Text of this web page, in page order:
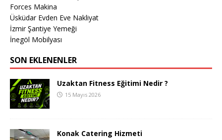
Forces Makina
Üsküdar Evden Eve Nakliyat
İzmir Şantiye Yemeği
İnegöl Mobilyası
SON EKLENENLER
Uzaktan Fitness Eğitimi Nedir ?
15 Mayıs 2026
Konak Catering Hizmeti